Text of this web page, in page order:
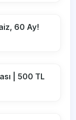
60 Ay!
| 500 TL